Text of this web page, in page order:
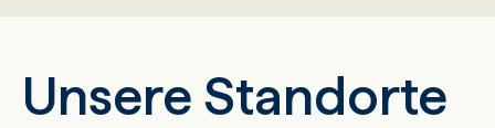
Unsere Standorte